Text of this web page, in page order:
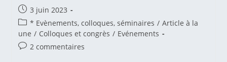
Publication
publiée :
3 juin 2023
Post
category:
* Evènements, colloques, séminaires / Article à la
une / Colloques et congrès / Evénements
Commentaires
2 commentaires